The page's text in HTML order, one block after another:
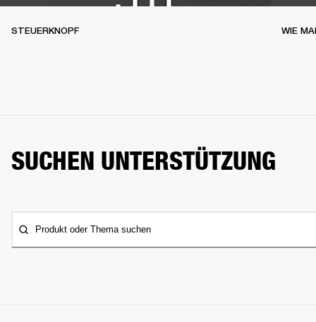
STEUERKNOPF WIE
SUCHEN UNTERSTÜTZUNG
Produkt oder Thema suchen